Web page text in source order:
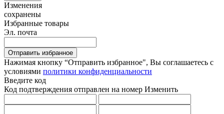
Изменения
сохранены
Избранные товары
Эл. почта
Отправить избранное
Нажимая кнопку “Отправить избранное", Вы соглашаетесь c
условиями политики конфиденциальности
Введите код
Код подтверждения отправлен на номер Изменить